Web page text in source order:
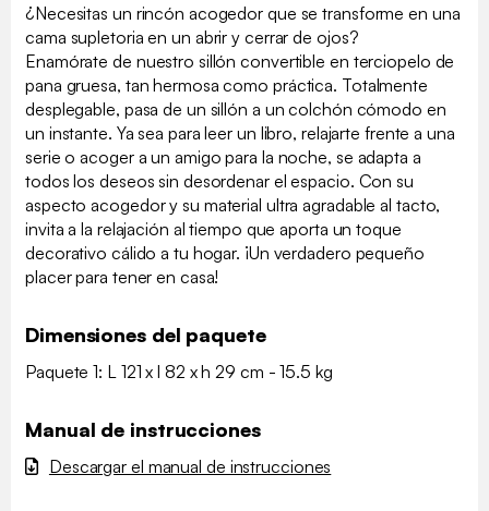
¿Necesitas un rincón acogedor que se transforme en una
cama supletoria en un abrir y cerrar de ojos?
Enamórate de nuestro sillón convertible en terciopelo de
pana gruesa, tan hermosa como práctica. Totalmente
desplegable, pasa de un sillón a un colchón cómodo en
un instante. Ya sea para leer un libro, relajarte frente a una
serie o acoger a un amigo para la noche, se adapta a
todos los deseos sin desordenar el espacio. Con su
aspecto acogedor y su material ultra agradable al tacto,
invita a la relajación al tiempo que aporta un toque
decorativo cálido a tu hogar. ¡Un verdadero pequeño
placer para tener en casa!
Dimensiones del paquete
Paquete 1: L 121 x l 82 x h 29 cm - 15.5 kg
Manual de instrucciones
Descargar el manual de instrucciones